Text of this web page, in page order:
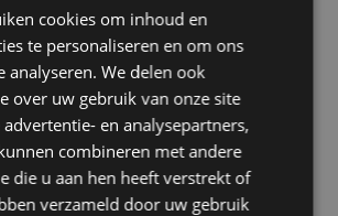
- schaduw/silhouettedoeken
zijdig
+ akoestisch
cookies om inhoud en
te personaliseren en om ons
analyseren. We delen ook
over uw gebruik van onze site
advertentie- en analysepartners,
combineren met andere
die u aan hen heeft verstrekt of
verzameld door uw gebruik